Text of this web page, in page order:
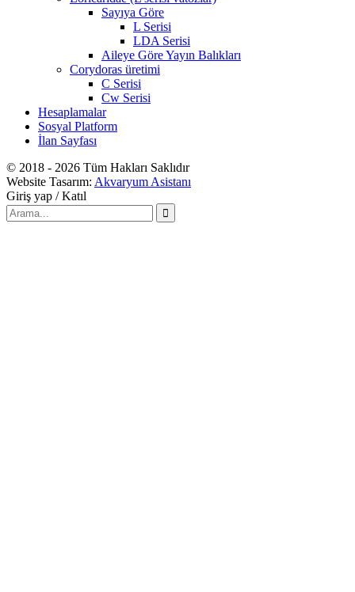
Sayıya Göre
L Serisi
LDA Serisi
Aileye Göre Yayın Balıkları
Corydoras üretimi
C Serisi
Cw Serisi
Hesaplamalar
Sosyal Platform
İlan Sayfası
© 2018 - 2026 Tüm Hakları Saklıdır
Website Tasarım: Akvaryum Asistanı
Giriş yap / Katıl